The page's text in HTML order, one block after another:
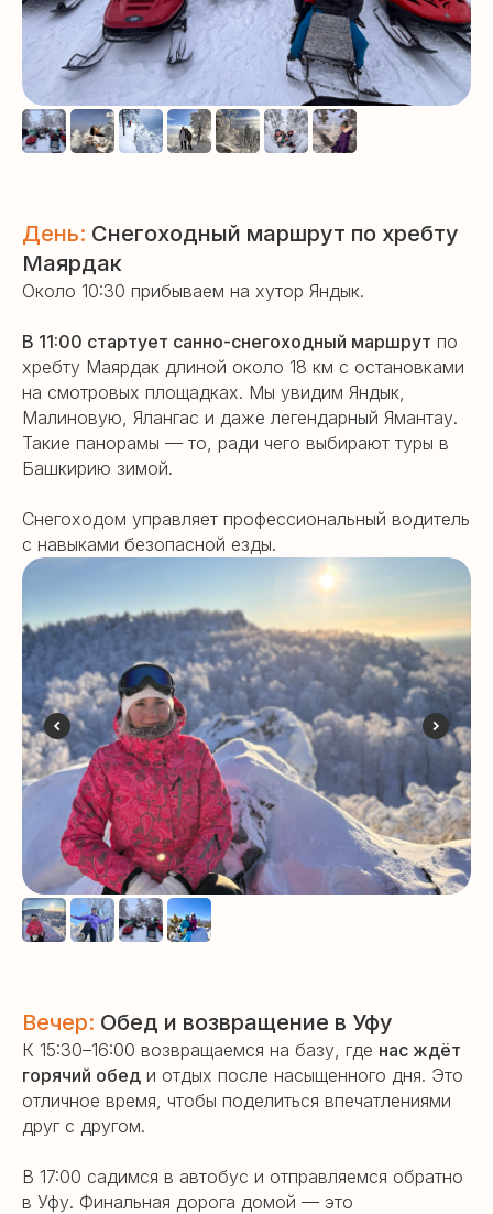
День: Снегоходный маршрут по хребту
Маярдак
Около 10:30 прибываем на хутор Яндык.
В 11:00 стартует санно-снегоходный маршрут по
хребту Маярдак длиной около 18 км с остановками
на смотровых площадках. Мы увидим Яндык,
Малиновую, Ялангас и даже легендарный Ямантау.
Такие панорамы — то, ради чего выбирают туры в
Башкирию зимой.
Снегоходом управляет профессиональный водитель
с навыками безопасной езды.
Вечер: Обед и возвращение в Уфу
К 15:30–16:00 возвращаемся на базу, где нас ждёт
горячий обед и отдых после насыщенного дня. Это
отличное время, чтобы поделиться впечатлениями
друг с другом.
В 17:00 садимся в автобус и отправляемся обратно
в Уфу. Финальная дорога домой — это